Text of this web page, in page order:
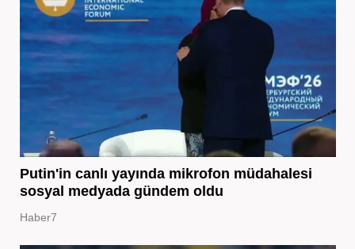
Putin'in canlı yayında mikrofon müdahalesi
sosyal medyada gündem oldu
Haber7